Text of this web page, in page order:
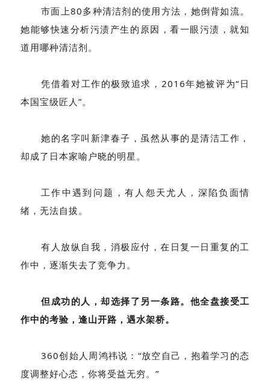
市面上80多种清洁剂的使用方法，她倒背如流。
她能够快速分析污渍产生的原因，看一眼污渍，就知
道用哪种清洁剂。
凭借着对工作的极致追求，2016年她被评为“日
本国宝级匠人”。
她的名字叫新津春子，虽然从事的是清洁工作，
却成了日本家喻户晓的明星。
工作中遇到问题，有人怨天尤人，深陷负面情
绪，无法自拔。
有人放纵自我，消极应付，在日复一日重复的工
作中，逐渐失去了竞争力。
但成功的人，却选择了另一条路。他全盘接受工
作中的考验，逢山开路，遇水架桥。
360创始人周鸿祎说：“放空自己，抱着学习的态
度调整好心态，你将受益无穷。”